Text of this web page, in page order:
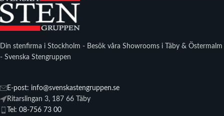
Din stenfirma i Stockholm - Besök våra Showrooms i Täby & Östermalm
- Svenska Stengruppen
E-post: info@svenskastengruppen.se
Ritarslingan 3, 187 66 Täby
Tel: 08-756 73 00